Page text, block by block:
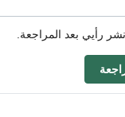
رأيي بعد المراجعة.